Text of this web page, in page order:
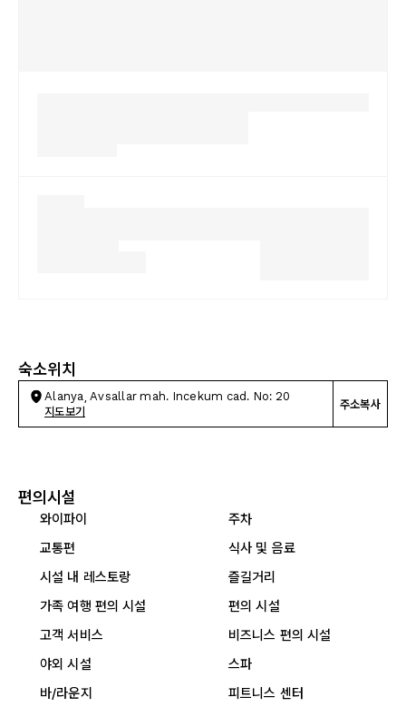
숙소위치
Alanya, Avsallar mah. Incekum cad. No: 20
지도보기
주소복사
편의시설
와이파이
주차
교통편
식사 및 음료
시설 내 레스토랑
즐길거리
가족 여행 편의 시설
편의 시설
고객 서비스
비즈니스 편의 시설
야외 시설
스파
바/라운지
피트니스 센터